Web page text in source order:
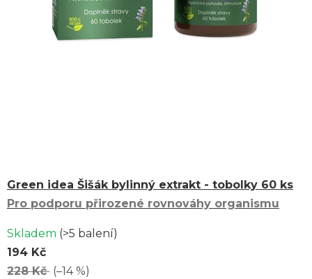
Green idea Šišák bylinný extrakt - tobolky 60 ks
Pro podporu přirozené rovnováhy organismu
Skladem (>5 balení)
194 Kč
228 Kč (–14 %)